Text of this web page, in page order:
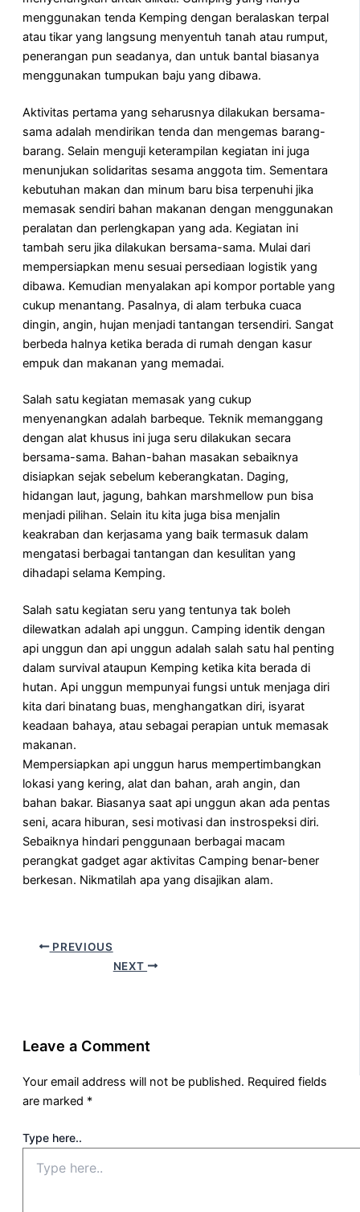
menggunakan tenda Kemping dengan beralaskan terpal
atau tikar yang langsung menyentuh tanah atau rumput,
penerangan pun seadanya, dan untuk bantal biasanya
menggunakan tumpukan baju yang dibawa.
Aktivitas pertama yang seharusnya dilakukan bersama-
sama adalah mendirikan tenda dan mengemas barang-
barang. Selain menguji keterampilan kegiatan ini juga
menunjukan solidaritas sesama anggota tim. Sementara
kebutuhan makan dan minum baru bisa terpenuhi jika
memasak sendiri bahan makanan dengan menggunakan
peralatan dan perlengkapan yang ada. Kegiatan ini
tambah seru jika dilakukan bersama-sama. Mulai dari
mempersiapkan menu sesuai persediaan logistik yang
dibawa. Kemudian menyalakan api kompor portable yang
cukup menantang. Pasalnya, di alam terbuka cuaca
dingin, angin, hujan menjadi tantangan tersendiri. Sangat
berbeda halnya ketika berada di rumah dengan kasur
empuk dan makanan yang memadai.
Salah satu kegiatan memasak yang cukup
menyenangkan adalah barbeque. Teknik memanggang
dengan alat khusus ini juga seru dilakukan secara
bersama-sama. Bahan-bahan masakan sebaiknya
disiapkan sejak sebelum keberangkatan. Daging,
hidangan laut, jagung, bahkan marshmellow pun bisa
menjadi pilihan. Selain itu kita juga bisa menjalin
keakraban dan kerjasama yang baik termasuk dalam
mengatasi berbagai tantangan dan kesulitan yang
dihadapi selama Kemping.
Salah satu kegiatan seru yang tentunya tak boleh
dilewatkan adalah api unggun. Camping identik dengan
api unggun dan api unggun adalah salah satu hal penting
dalam survival ataupun Kemping ketika kita berada di
hutan. Api unggun mempunyai fungsi untuk menjaga diri
kita dari binatang buas, menghangatkan diri, isyarat
keadaan bahaya, atau sebagai perapian untuk memasak
makanan.
Mempersiapkan api unggun harus mempertimbangkan
lokasi yang kering, alat dan bahan, arah angin, dan
bahan bakar. Biasanya saat api unggun akan ada pentas
seni, acara hiburan, sesi motivasi dan instrospeksi diri.
Sebaiknya hindari penggunaan berbagai macam
perangkat gadget agar aktivitas Camping benar-bener
berkesan. Nikmatilah apa yang disajikan alam.
PREVIOUS
NEXT
Leave a Comment
Your email address will not be published. Required fields
are marked *
Type here..